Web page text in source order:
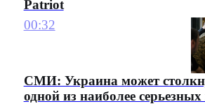
Patriot
00:32
СМИ: Украина может
одной из наиболее серьезных